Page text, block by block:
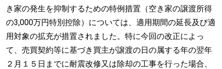
き家の発生を抑制するための特例措置（空き家の譲渡所得
の3,000万円特別控除）については、適用期間の延長及び適
用対象の拡充が措置されました。特に今回の改正によっ
て、売買契約等に基づき買主が譲渡の日の属する年の翌年
２月１５日までに耐震改修又は除却の工事を行った場合、